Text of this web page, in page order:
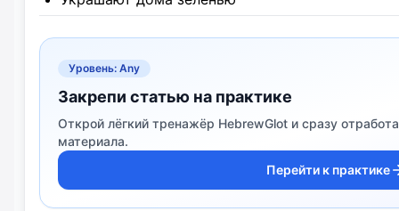
Уровень: Any
Закрепи статью на практике
Открой лёгкий тренажёр HebrewGlot и сразу
материала.
Перейти к практике